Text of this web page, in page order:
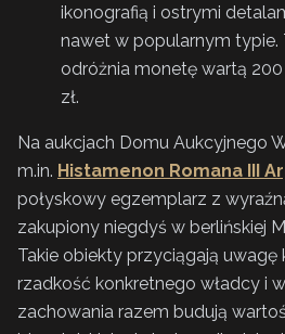
ikonografią i ostrymi
nawet w popularnym typie.
odróżnia monetę wartą
zł.
Na aukcjach Domu Aukcyjnego
m.in. Histamenon Romana III
połyskowy egzemplarz z
zakupiony niegdyś w berlińskiej
Takie obiekty przyciągają uwagę
rzadkość konkretnego władcy i
zachowania razem budują